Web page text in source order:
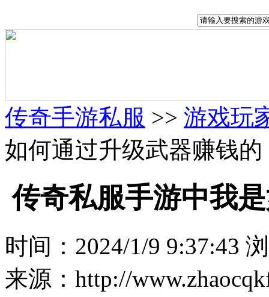
传奇手游私服 >> 游戏玩
如何通过升级武器赚钱的
传奇私服手游中我
时间：2024/1/9 9:37:43
来源：http://